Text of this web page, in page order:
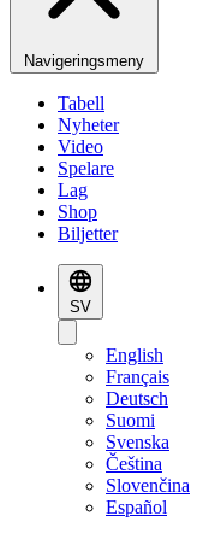
Navigeringsmeny
Tabell
Nyheter
Video
Spelare
Lag
Shop
Biljetter
SV
English
Français
Deutsch
Suomi
Svenska
Čeština
Slovenčina
Español